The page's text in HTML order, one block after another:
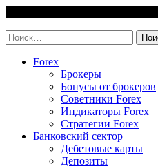
content
Найти:
Forex
Брокеры
Бонусы от брокеров
Советники Forex
Индикаторы Forex
Стратегии Forex
Банковский сектор
Дебетовые карты
Депозиты